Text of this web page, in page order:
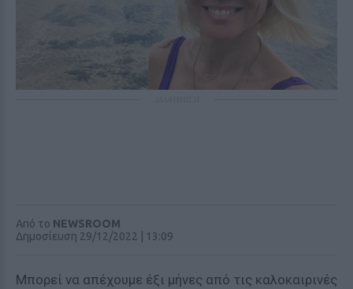
Από το NEWSROOM
Δημοσίευση 29/12/2022 | 13:09
Μπορεί να απέχουμε έξι μήνες από τις καλοκαιρινές